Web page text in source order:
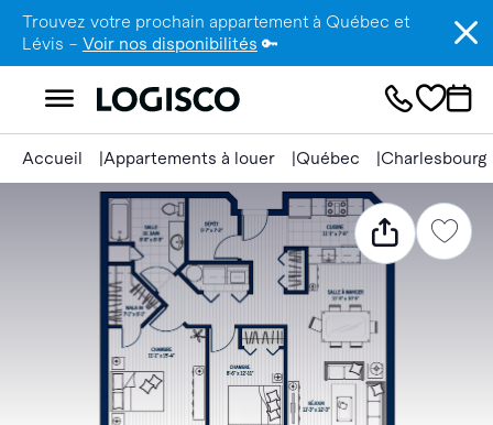
Trouvez votre prochain appartement à Québec et
Lévis – Voir nos disponibilités 🔑
Accueil Appartements à louer Québec Charlesbourg